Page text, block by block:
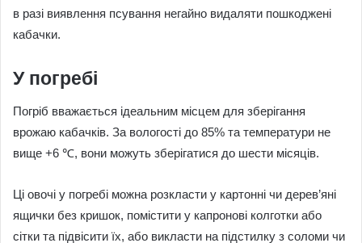
в разі виявлення псування негайно видаляти пошкоджені
кабачки.
У погребі
Погріб вважається ідеальним місцем для зберігання
врожаю кабачків. За вологості до 85% та температури не
вище +6 ℃, вони можуть зберігатися до шести місяців.
Ці овочі у погребі можна розкласти у картонні чи дерев’яні
ящички без кришок, помістити у капронові колготки або
сітки та підвісити їх, або викласти на підстилку з соломи чи